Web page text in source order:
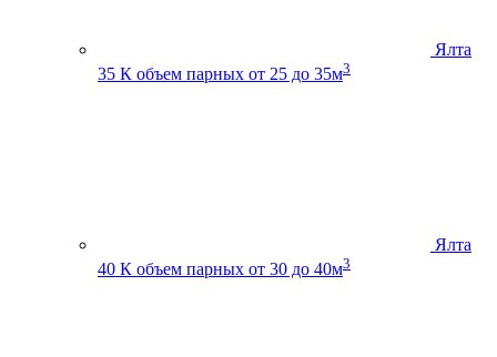
Ялта
35 К объем парных от 25 до 35м3
Ялта
40 К объем парных от 30 до 40м3